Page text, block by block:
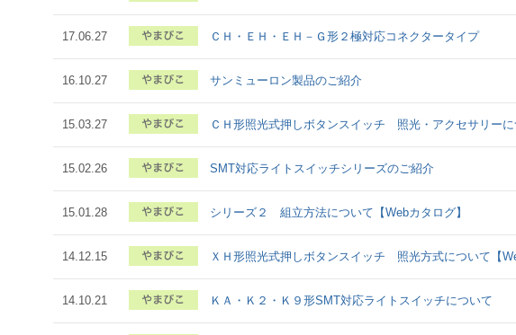
17.06.27 ＣＨ・ＥＨ・ＥＨ－Ｇ形２極対応コネクタータイプ
16.10.27 サンミューロン製品のご紹介
15.03.27 ＣＨ形照光式押しボタンスイッチ 照光・アクセサリー
15.02.26 SMT対応ライトスイッチシリーズのご紹介
15.01.28 シリーズ２ 組立方法について【Webカタログ】
14.12.15 ＸＨ形照光式押しボタンスイッチ 照光方式について【
14.10.21 ＫＡ・Ｋ２・Ｋ９形SMT対応ライトスイッチについて